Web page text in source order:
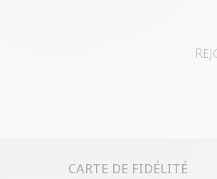
Vous avez
magasin ou
livraison/
"Mes
CARTE DE FIDÉLITÉ